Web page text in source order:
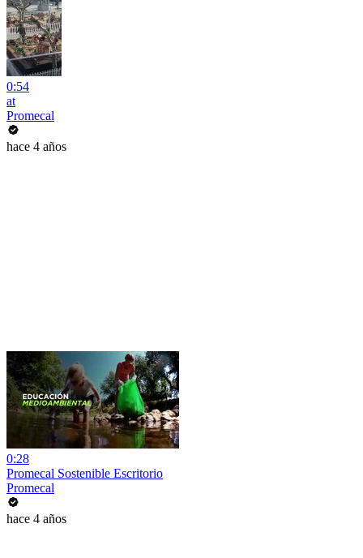
0:54
at
Promecal
hace 4 años
0:28
Promecal Sostenible Escritorio
Promecal
hace 4 años